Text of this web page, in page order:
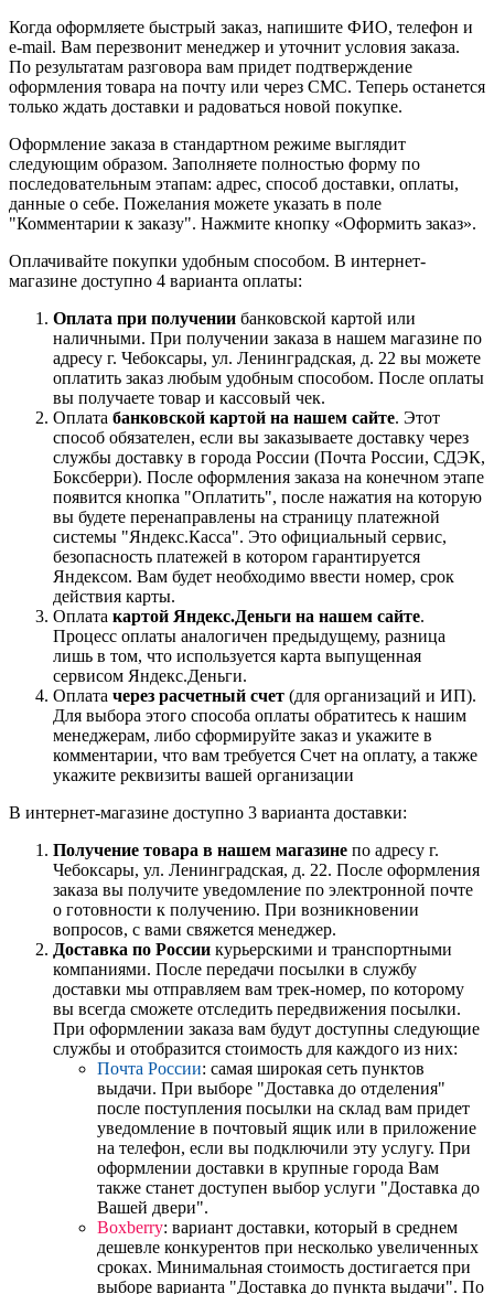
Когда оформляете быстрый заказ, напишите ФИО, телефон и
e-mail. Вам перезвонит менеджер и уточнит условия заказа.
По результатам разговора вам придет подтверждение
оформления товара на почту или через СМС. Теперь останется
только ждать доставки и радоваться новой покупке.
Оформление заказа в стандартном режиме выглядит
следующим образом. Заполняете полностью форму по
последовательным этапам: адрес, способ доставки, оплаты,
данные о себе. Пожелания можете указать в поле
"Комментарии к заказу". Нажмите кнопку «Оформить заказ».
Оплачивайте покупки удобным способом. В интернет-
магазине доступно 4 варианта оплаты:
Оплата при получении банковской картой или
наличными. При получении заказа в нашем магазине по
адресу г. Чебоксары, ул. Ленинградская, д. 22 вы можете
оплатить заказ любым удобным способом. После оплаты
вы получаете товар и кассовый чек.
Оплата банковской картой на нашем сайте. Этот
способ обязателен, если вы заказываете доставку через
службы доставку в города России (Почта России, СДЭК,
Боксберри). После оформления заказа на конечном этапе
появится кнопка "Оплатить", после нажатия на которую
вы будете перенаправлены на страницу платежной
системы "Яндекс.Касса". Это официальный сервис,
безопасность платежей в котором гарантируется
Яндексом. Вам будет необходимо ввести номер, срок
действия карты.
Оплата картой Яндекс.Деньги на нашем сайте.
Процесс оплаты аналогичен предыдущему, разница
лишь в том, что используется карта выпущенная
сервисом Яндекс.Деньги.
Оплата через расчетный счет (для организаций и ИП).
Для выбора этого способа оплаты обратитесь к нашим
менеджерам, либо сформируйте заказ и укажите в
комментарии, что вам требуется Счет на оплату, а также
укажите реквизиты вашей организации
В интернет-магазине доступно 3 варианта доставки:
Получение товара в нашем магазине по адресу г.
Чебоксары, ул. Ленинградская, д. 22. После оформления
заказа вы получите уведомление по электронной почте
о готовности к получению. При возникновении
вопросов, с вами свяжется менеджер.
Доставка по России курьерскими и транспортными
компаниями. После передачи посылки в службу
доставки мы отправляем вам трек-номер, по которому
вы всегда сможете отследить передвижения посылки.
При оформлении заказа вам будут доступны следующие
службы и отобразится стоимость для каждого из них:
Почта России: самая широкая сеть пунктов
выдачи. При выборе "Доставка до отделения"
после поступления посылки на склад вам придет
уведомление в почтовый ящик или в приложение
на телефон, если вы подключили эту услугу. При
оформлении доставки в крупные города Вам
также станет доступен выбор услуги "Доставка до
Вашей двери".
Boxberry: вариант доставки, который в среднем
дешевле конкурентов при несколько увеличенных
сроках. Минимальная стоимость достигается при
выборе варианта "Доставка до пункта выдачи". По